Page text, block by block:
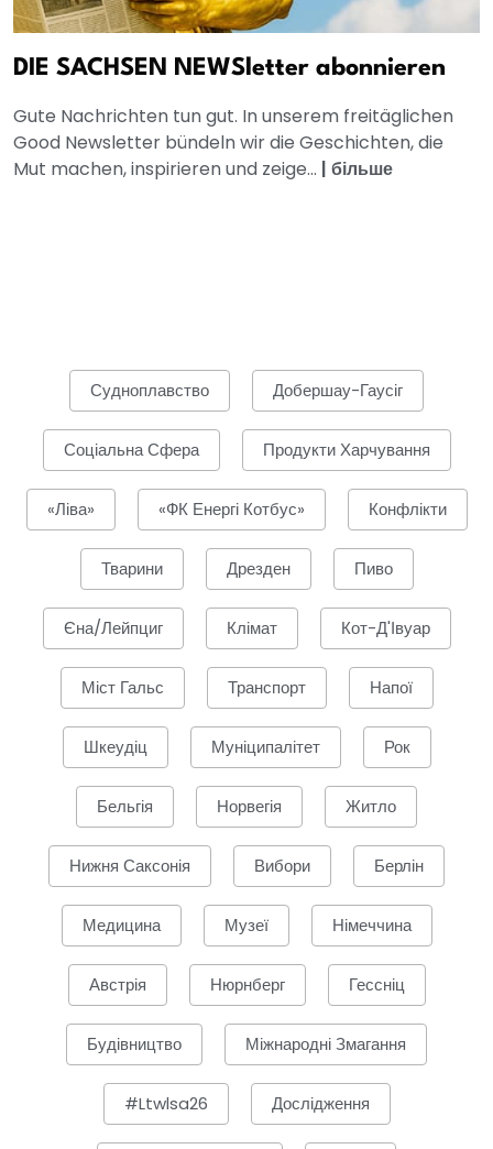
DIE SACHSEN NEWSletter abonnieren
Gute Nachrichten tun gut. In unserem freitäglichen
Good Newsletter bündeln wir die Geschichten, die
Mut machen, inspirieren und zeige... | більше
Судноплавство Добершау-Гаусіг
Соціальна Сфера Продукти Харчування
«Ліва» «ФК Енергі Котбус» Конфлікти
Тварини Дрезден Пиво
Єна/Лейпциг Клімат Кот-Д'Івуар
Міст Гальс Транспорт Напої
Шкеудіц Муніципалітет Рок
Бельгія Норвегія Житло
Нижня Саксонія Вибори Берлін
Медицина Музеї Німеччина
Австрія Нюрнберг Гессніц
Будівництво Міжнародні Змагання
#ltwlsa26 Дослідження